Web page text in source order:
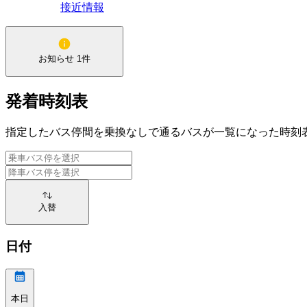
接近情報
お知らせ 1件
発着時刻表
指定したバス停間を乗換なしで通るバスが一覧になった時刻
入替
日付
本日